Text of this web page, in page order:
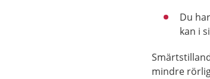
Du
kan i
mindre